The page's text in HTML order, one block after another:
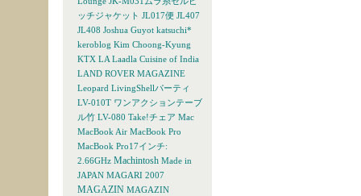
ッチジャケット JL017便 JL407
JL408 Joshua Guyot katsuchi*
keroblog Kim Choong-Kyung
KTX LA Laadla Cuisine of India
LAND ROVER MAGAZINE
Leopard LivingShellパーティ
LV-010T ワンアクションテーブ
ル竹 LV-080 Take!チェア Mac
MacBook Air MacBook Pro
MacBook Pro17インチ:
2.66GHz Machintosh Made in
JAPAN MAGARI 2007
MAGAZIN MAGAZIN